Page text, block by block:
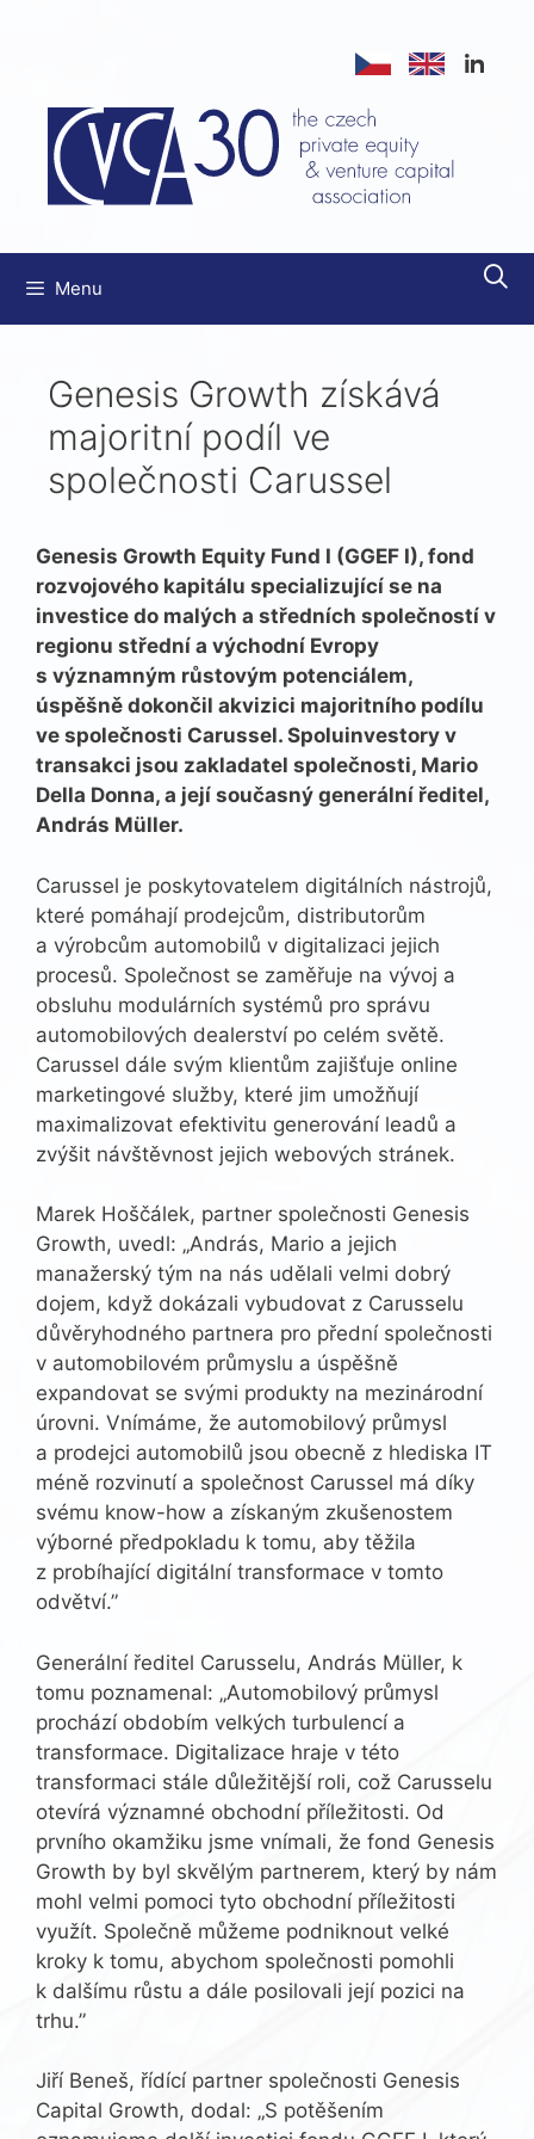
Menu
Genesis Growth získává
majoritní podíl ve
společnosti Carussel
Genesis Growth Equity Fund I (GGEF I), fond
rozvojového kapitálu specializující se na
investice do malých a středních společností v
regionu střední a východní Evropy
s významným růstovým potenciálem,
úspěšně dokončil akvizici majoritního podílu
ve společnosti Carussel. Spoluinvestory v
transakci jsou zakladatel společnosti, Mario
Della Donna, a její současný generální ředitel,
András Müller.
Carussel je poskytovatelem digitálních nástrojů,
které pomáhají prodejcům, distributorům
a výrobcům automobilů v digitalizaci jejich
procesů. Společnost se zaměřuje na vývoj a
obsluhu modulárních systémů pro správu
automobilových dealerství po celém světě.
Carussel dále svým klientům zajišťuje online
marketingové služby, které jim umožňují
maximalizovat efektivitu generování leadů a
zvýšit návštěvnost jejich webových stránek.
Marek Hoščálek, partner společnosti Genesis
Growth, uvedl: „András, Mario a jejich
manažerský tým na nás udělali velmi dobrý
dojem, když dokázali vybudovat z Carusselu
důvěryhodného partnera pro přední společnosti
v automobilovém průmyslu a úspěšně
expandovat se svými produkty na mezinárodní
úrovni. Vnímáme, že automobilový průmysl
a prodejci automobilů jsou obecně z hlediska IT
méně rozvinutí a společnost Carussel má díky
svému know-how a získaným zkušenostem
výborné předpokladu k tomu, aby těžila
z probíhající digitální transformace v tomto
odvětví.”
Generální ředitel Carusselu, András Müller, k
tomu poznamenal: „Automobilový průmysl
prochází obdobím velkých turbulencí a
transformace. Digitalizace hraje v této
transformaci stále důležitější roli, což Carusselu
otevírá významné obchodní příležitosti. Od
prvního okamžiku jsme vnímali, že fond Genesis
Growth by byl skvělým partnerem, který by nám
mohl velmi pomoci tyto obchodní příležitosti
využít. Společně můžeme podniknout velké
kroky k tomu, abychom společnosti pomohli
k dalšímu růstu a dále posilovali její pozici na
trhu.”
Jiří Beneš, řídící partner společnosti Genesis
Capital Growth, dodal: „S potěšením